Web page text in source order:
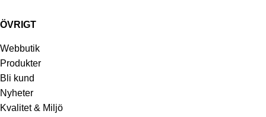
ÖVRIGT
Webbutik
Produkter
Bli kund
Nyheter
Kvalitet & Miljö